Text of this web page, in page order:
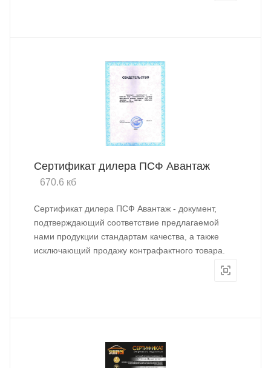
Сертификат дилера ПСФ Авантаж
670.6 кб
Сертификат дилера ПСФ Авантаж - документ,
подтверждающий соответствие предлагаемой
нами продукции стандартам качества, а также
исключающий продажу контрафактного товара.